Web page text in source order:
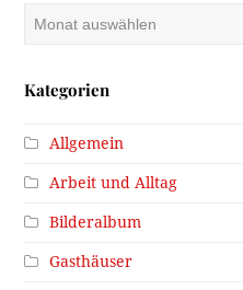
Archiv
Kategorien
Allgemein
Arbeit und Alltag
Bilderalbum
Gasthäuser